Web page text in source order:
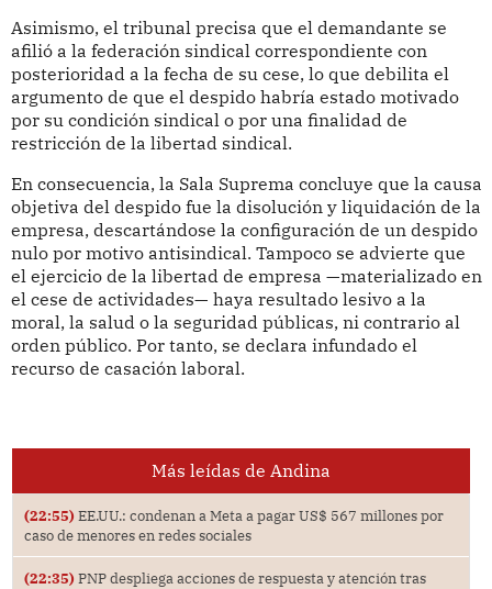
Asimismo, el tribunal precisa que el demandante se
afilió a la federación sindical correspondiente con
posterioridad a la fecha de su cese, lo que debilita el
argumento de que el despido habría estado motivado
por su condición sindical o por una finalidad de
restricción de la libertad sindical.
En consecuencia, la Sala Suprema concluye que la causa
objetiva del despido fue la disolución y liquidación de la
empresa, descartándose la configuración de un despido
nulo por motivo antisindical. Tampoco se advierte que
el ejercicio de la libertad de empresa —materializado en
el cese de actividades— haya resultado lesivo a la
moral, la salud o la seguridad públicas, ni contrario al
orden público. Por tanto, se declara infundado el
recurso de casación laboral.
Más leídas de Andina
(22:55) EE.UU.: condenan a Meta a pagar US$ 567 millones por
caso de menores en redes sociales
(22:35) PNP despliega acciones de respuesta y atención tras